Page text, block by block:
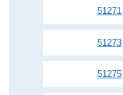
51271
51273
51275